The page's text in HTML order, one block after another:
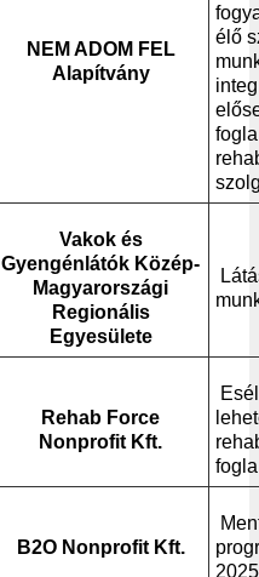
NEM ADOM FEL
Alapítvány
élő
Vakok és
Gyengénlátók Közép-
Magyarországi
Regionális
Egyesülete
Rehab Force
Nonprofit Kft.
B2O Nonprofit Kft.